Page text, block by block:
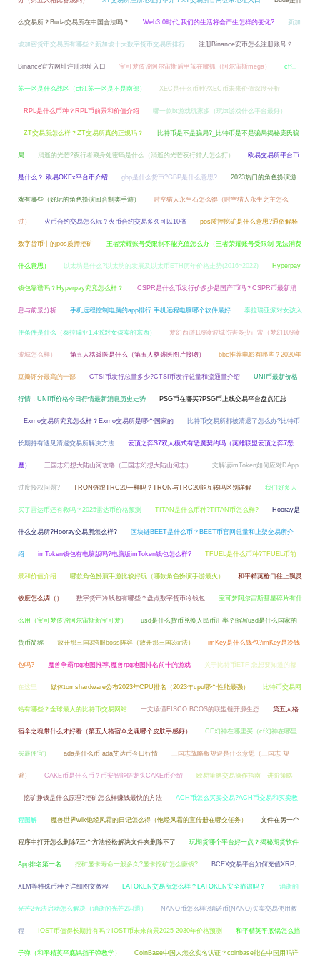
么交易所？Buda交易所在中国合法吗？ Web3.0时代,我们的生活将会产生怎样的变化? 新加
坡加密货币交易所有哪些？新加坡十大数字货币交易所排行 注册Binance安币怎么注册账号？
Binance官方网址注册地址入口 宝可梦传说阿尔宙斯盾甲茧在哪抓（阿尔宙斯mega） cf江
苏一区是什么战区（cf江苏一区是不是南部） XEC是什么币种?XEC币未来价值深度分析
RPL是什么币种？RPL币前景和价值介绍 哪一款bt游戏玩家多（玩bt游戏什么平台最好）
ZT交易所怎么样？ZT交易所真的正规吗？ 比特币是不是骗局?_比特币是不是骗局揭秘庞氏骗
局 消逝的光芒2夜行者藏身处密码是什么（消逝的光芒夜行猎人怎么打） 欧易交易所平台币
是什么？ 欧易OKEx平台币介绍 gbp是什么货币?GBP是什么意思? 2023热门的角色扮演游
戏有哪些（好玩的角色扮演回合制类手游） 时空猎人永生石怎么得（时空猎人永生之主怎么
过） 火币合约交易怎么玩？火币合约交易多久可以10倍 pos质押挖矿是什么意思?通俗解释
数字货币中的pos质押挖矿 王者荣耀账号受限制不能充值怎么办（王者荣耀账号受限制 无法消费
什么意思） 以太坊是什么?以太坊的发展及以太币ETH历年价格走势(2016~2022) Hyperpay
钱包靠谱吗？Hyperpay究竟怎么样？ CSPR是什么币发行价多少是国产币吗？CSPR币最新消
息与前景分析 手机远程控制电脑的app排行 手机远程电脑哪个软件最好 泰拉瑞亚派对女孩入
住条件是什么（泰拉瑞亚1.4派对女孩卖的东西） 梦幻西游109凌波城伤害多少正常（梦幻109凌
波城怎么样） 第五人格裘医是什么（第五人格裘医图片接吻） bbc推荐电影有哪些？2020年
豆瓣评分最高的十部 CTSI币发行总量多少?CTSI币发行总量和流通量介绍 UNI币最新价格
行情，UNI币价格今日行情最新消息历史走势 PSG币在哪买?PSG币上线交易平台盘点汇总
Exmo交易所究竟怎么样？Exmo交易所是哪个国家的 比特币交易所都被清退了怎么办?比特币
长期持有遇见清退交易所解决方法 云顶之弈S7双人模式有恶魔契约吗（英雄联盟云顶之弈7恶
魔） 三国志幻想大陆山河攻略（三国志幻想大陆山河志） 一文解读imToken如何应对DApp
过度授权问题? TRON链跟TRC20一样吗？TRON与TRC20能互转吗区别详解 我们好多人
买了雷达币还有救吗？2025雷达币价格预测 TITAN是什么币种?TITAN币怎么样? Hooray是
什么交易所?Hooray交易所怎么样? 区块链BEET是什么币？BEET币官网总量和上架交易所介
绍 imToken钱包有电脑版吗?电脑版imToken钱包怎么样? TFUEL是什么币种?TFUEL币前
景和价值介绍 哪款角色扮演手游比较好玩（哪款角色扮演手游最火） 和平精英枪口往上飘灵
敏度怎么调（） 数字货币冷钱包有哪些？盘点数字货币冷钱包 宝可梦阿尔宙斯彗星碎片有什
么用（宝可梦传说阿尔宙斯新宝可梦） usd是什么货币兑换人民币汇率？缩写usd是什么国家的
货币简称 放开那三国3跨服boss阵容（放开那三国3玩法） imKey是什么钱包?imKey是冷钱
包吗? 魔兽争霸rpg地图推荐,魔兽rpg地图排名前十的游戏 关于比特币ETF 您想要知道的都
在这里 媒体tomshardware公布2023年CPU排名（2023年cpu哪个性能最强） 比特币交易网
站有哪些？全球最大的比特币交易网站 一文读懂FISCO BCOS的联盟链开源生态 第五人格
宿伞之魂带什么才好看（第五人格宿伞之魂哪个皮肤手感好） CF幻神在哪里买（cf幻神在哪里
买最便宜） ada是什么币 ada艾达币今日行情 三国志战略版规避是什么意思（三国志 规
避） CAKE币是什么币？币安智能链龙头CAKE币介绍 欧易策略交易操作指南—进阶策略
挖矿挣钱是什么原理?挖矿怎么样赚钱最快的方法 ACH币怎么买卖交易?ACH币交易和买卖教
程图解 魔兽世界wlk饱经风霜的日记怎么得（饱经风霜的宣传册在哪交任务） 文件在另一个
程序中打开怎么删除?三个方法轻松解决文件夹删除不了 玩期货哪个平台好一点？揭秘期货软件
App排名第一名 挖矿显卡寿命一般多久?显卡挖矿怎么赚钱? BCEX交易平台如何充值XRP、
XLM等特殊币种？详细图文教程 LATOKEN交易所怎么样？LATOKEN安全靠谱吗？ 消逝的
光芒2无法启动怎么解决（消逝的光芒2闪退） NANO币怎么样?纳诺币(NANO)买卖交易使用教
程 IOST币值得长期持有吗？IOST币未来前景2025-2030年价格预测 和平精英平底锅怎么挡
子弹（和平精英平底锅挡子弹教学） CoinBase中国人怎么实名认证？coinbase能在中国用吗详